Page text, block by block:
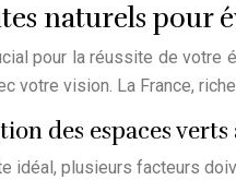
naturels pour
pour la réussite de
votre vision. La France,
des espaces verts
idéal, plusieurs facteurs